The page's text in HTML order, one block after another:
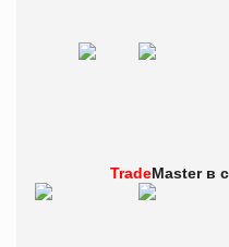
TradeMaster в